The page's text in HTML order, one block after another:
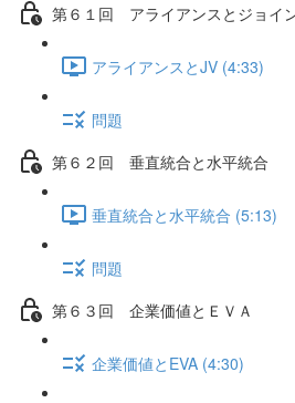
第６１回 アライアンスとジョイ
アライアンスとJV (4:33)
問題
第６２回 垂直統合と水平統合
垂直統合と水平統合 (5:13)
問題
第６３回 企業価値とＥＶＡ
企業価値とEVA (4:30)